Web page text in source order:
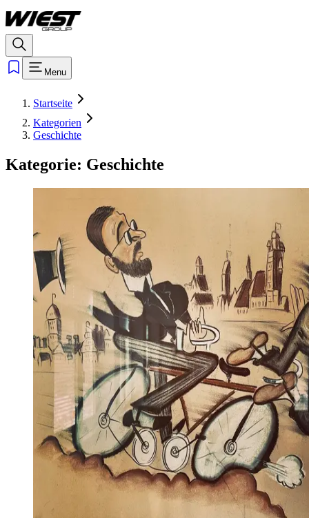
Menu
Startseite
Kategorien
Geschichte
Kategorie: Geschichte